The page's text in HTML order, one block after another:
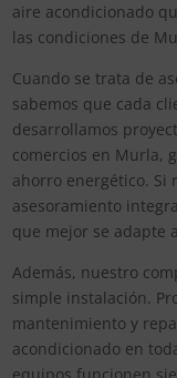
aire acondicionado
las condiciones de
Cuando se trata de
sabemos que cada
desarrollamos
comercios en Murla,
ahorro energético. Si
asesoramiento
que mejor se adapte
Además, nuestro
simple instalación.
mantenimiento y
acondicionado en